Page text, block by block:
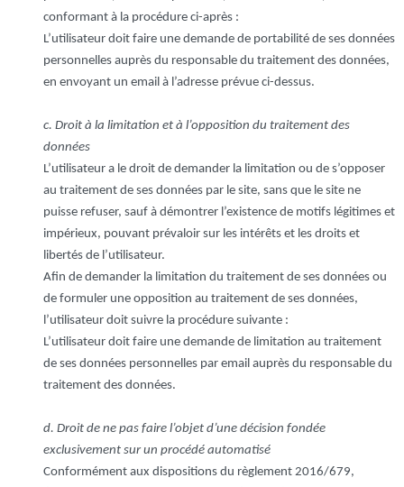
conformant à la procédure ci-après :
L’utilisateur doit faire une demande de portabilité de ses données
personnelles auprès du responsable du traitement des données,
en envoyant un email à l’adresse prévue ci-dessus.
c. Droit à la limitation et à l’opposition du traitement des
données
L’utilisateur a le droit de demander la limitation ou de s’opposer
au traitement de ses données par le site, sans que le site ne
puisse refuser, sauf à démontrer l’existence de motifs légitimes et
impérieux, pouvant prévaloir sur les intérêts et les droits et
libertés de l’utilisateur.
Afin de demander la limitation du traitement de ses données ou
de formuler une opposition au traitement de ses données,
l’utilisateur doit suivre la procédure suivante :
L’utilisateur doit faire une demande de limitation au traitement
de ses données personnelles par email auprès du responsable du
traitement des données.
d. Droit de ne pas faire l’objet d’une décision fondée
exclusivement sur un procédé automatisé
Conformément aux dispositions du règlement 2016/679,